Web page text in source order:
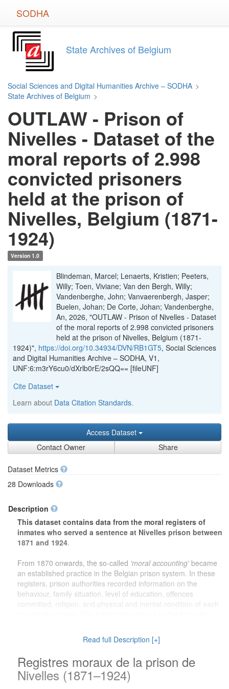
content
SODHA
State Archives of Belgium
Social Sciences and Digital Humanities Archive – SODHA >
State Archives of Belgium >
OUTLAW - Prison of
Nivelles - Dataset of the
moral reports of 2.998
convicted prisoners
held at the prison of
Nivelles, Belgium (1871-
1924)
Version 1.0
Blindeman, Marcel; Lenaerts, Kristien; Peeters,
Willy; Toen, Viviane; Van den Bergh, Willy;
Vandenberghe, John; Vanvaerenbergh, Jasper;
Buelen, Johan; De Corte, Johan; Vandenberghe,
An, 2026, "OUTLAW - Prison of Nivelles - Dataset
of the moral reports of 2.998 convicted prisoners
held at the prison of Nivelles, Belgium (1871-
1924)", https://doi.org/10.34934/DVN/RB1GT5, Social Sciences
and Digital Humanities Archive – SODHA, V1,
UNF:6:m3rY6cu0/dXrlb0rE/2sQQ== [fileUNF]
Cite Dataset
Learn about Data Citation Standards.
Access Dataset
Contact Owner
Share
Dataset Metrics
28 Downloads
Description
This dataset contains data from the moral registers of
inmates who served a sentence at Nivelles prison between
1871 and 1924.
From 1870 onwards, the so-called 'moral accounting'became
an established practice in the Belgian prison system. In these
registers, prison authorities recorded information on the
behaviour, family situation, level of education, offences
committed, religion, and physical and mental condition of each
The dataset offers valuable information for a wide range of
research purposes. For
genealogical research
, family
members can learn more about ancestors who served a prison
sentence. Forlocal history, the dataset provides a unique
insight into the social reality of Nivelles and its surroundings at
Read full Description [+]
Registres moraux de la prison de
Nivelles (1871–1924)